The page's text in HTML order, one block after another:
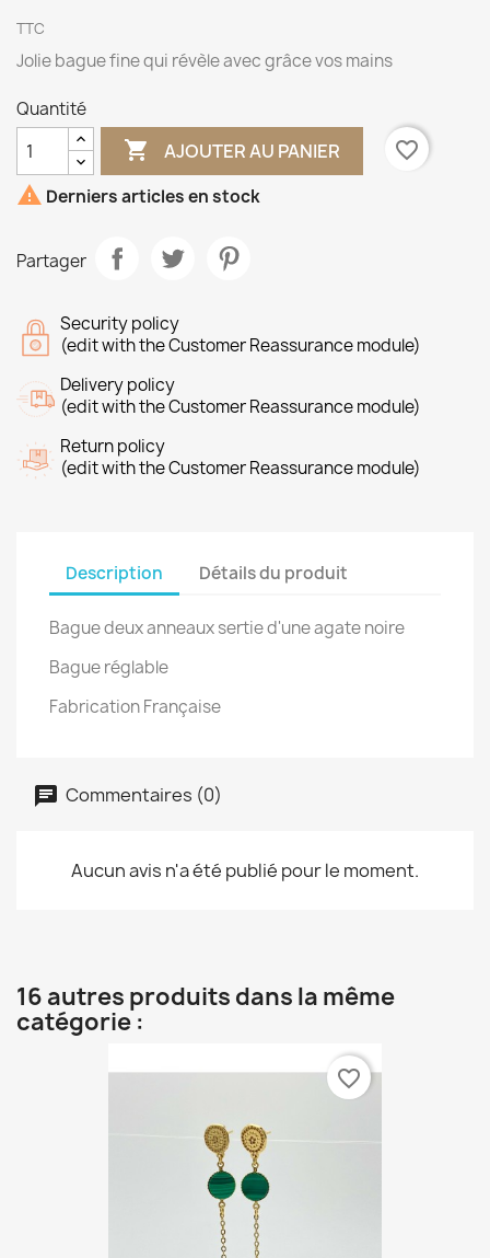
TTC
Jolie bague fine qui révèle avec grâce vos mains
Quantité
 AJOUTER AU PANIER
favorite_border
 Derniers articles en stock
Partager
Security policy
(edit with the Customer Reassurance module)
Delivery policy
(edit with the Customer Reassurance module)
Return policy
(edit with the Customer Reassurance module)
Description Détails du produit
Bague deux anneaux sertie d'une agate noire
Bague réglable
Fabrication Française
Commentaires (0)
Aucun avis n'a été publié pour le moment.
16 autres produits dans la même
catégorie :
favorite_border